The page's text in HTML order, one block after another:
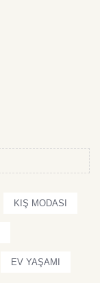
KIŞ MODASI
EV YAŞAMI